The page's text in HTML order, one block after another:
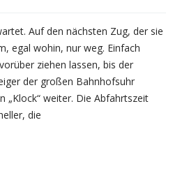
Auf den nächsten Zug, der sie
egal wohin, nur weg. Einfach
ziehen lassen, bis der
der großen Bahnhofsuhr
„Klock“ weiter. Die Abfahrtszeit
die